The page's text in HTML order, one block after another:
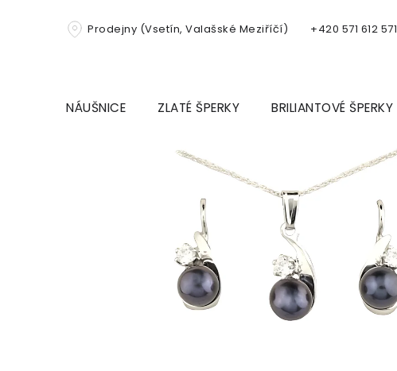
Prodejny (Vsetín, Valašské Meziříčí) +420 571 612 571
NÁUŠNICE ZLATÉ ŠPERKY BRILIANTOVÉ ŠPERKY